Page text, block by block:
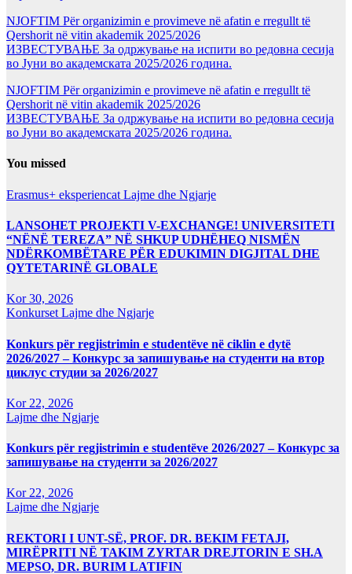
NJOFTIM Për organizimin e provimeve në afatin e rregullt të
Qershorit në vitin akademik 2025/2026
ИЗВЕСТУВАЊЕ За одржување на испити во редовна сесија
во Јуни во академската 2025/2026 година.
NJOFTIM Për organizimin e provimeve në afatin e rregullt të
Qershorit në vitin akademik 2025/2026
ИЗВЕСТУВАЊЕ За одржување на испити во редовна сесија
во Јуни во академската 2025/2026 година.
You missed
Erasmus+ eksperiencat Lajme dhe Ngjarje
LANSOHET PROJEKTI V-EXCHANGE! UNIVERSITETI
“NËNË TEREZA” NË SHKUP UDHËHEQ NISMËN
NDËRKOMBËTARE PËR EDUKIMIN DIGJITAL DHE
QYTETARINË GLOBALE
Kor 30, 2026
Konkurset Lajme dhe Ngjarje
Konkurs për regjistrimin e studentëve në ciklin e dytë
2026/2027 – Конкурс за запишување на студенти на втор
циклус студии за 2026/2027
Kor 22, 2026
Lajme dhe Ngjarje
Konkurs për regjistrimin e studentëve 2026/2027 – Конкурс за
запишување на студенти за 2026/2027
Kor 22, 2026
Lajme dhe Ngjarje
REKTORI I UNT-SË, PROF. DR. BEKIM FETAJI,
MIRËPRITI NË TAKIM ZYRTAR DREJTORIN E SH.A
MEPSO, DR. BURIM LATIFIN